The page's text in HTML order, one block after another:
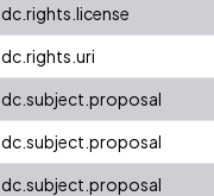
dc.rights.license
dc.rights.uri
dc.subject.proposal
dc.subject.proposal
dc.subject.proposal